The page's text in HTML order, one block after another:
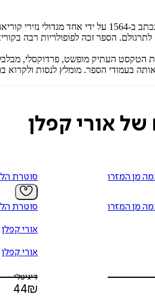
הספר "מראה אל מסורת הזן" נכתב ב-
הספר זכה לפופולריות רבה
הטקסט העתיק מופשט, פרדוקסלי,
אותה בעמודי הספר. מומלץ לנסות
אורי קפלן
מן המזרח
מן המזרח
סוטרת
סוטרת
אורי קפלן
אורי קפלן
דיגיטלי
44₪